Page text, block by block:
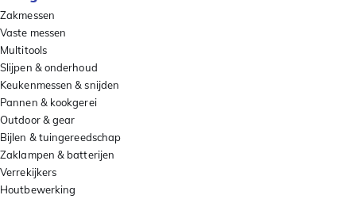
Zakmessen
Vaste messen
Multitools
Slijpen & onderhoud
Keukenmessen & snijden
Pannen & kookgerei
Outdoor & gear
Bijlen & tuingereedschap
Zaklampen & batterijen
Verrekijkers
Houtbewerking